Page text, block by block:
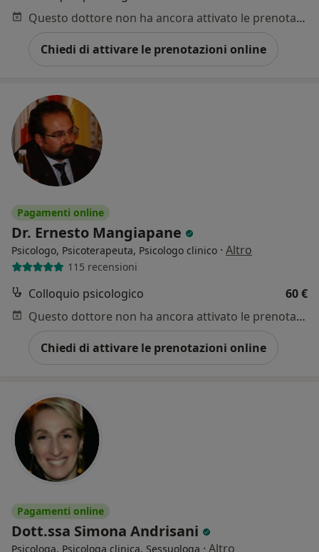
Questo dottore non ha ancora attivato le prenotazioni online presso questo indirizzo.
Chiedi di attivare le prenotazioni online
Pagamenti online
Dr. Ernesto Mangiapane
Psicologo, Psicoterapeuta, Psicologo clinico · Altro
115 recensioni
Colloquio psicologico
60 €
Questo dottore non ha ancora attivato le prenotazioni online presso questo indirizzo.
Chiedi di attivare le prenotazioni online
Pagamenti online
Dott.ssa Simona Andrisani
Psicologa, Psicologa clinica, Sessuologa · Altro